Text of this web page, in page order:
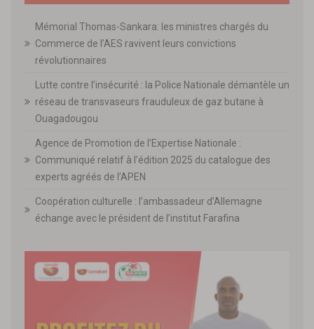
Mémorial Thomas-Sankara: les ministres chargés du
Commerce de l’AES ravivent leurs convictions
révolutionnaires
Lutte contre l’insécurité : la Police Nationale démantèle un
réseau de transvaseurs frauduleux de gaz butane à
Ouagadougou
Agence de Promotion de l’Expertise Nationale :
Communiqué relatif à l’édition 2025 du catalogue des
experts agréés de l’APEN
Coopération culturelle : l’ambassadeur d’Allemagne
échange avec le président de l’institut Farafina